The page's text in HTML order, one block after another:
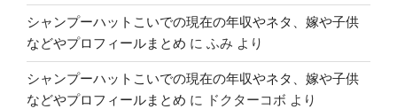
シャンプーハットこいでの現在の年収やネタ、嫁や子供
などやプロフィールまとめ に ふみ より
シャンプーハットこいでの現在の年収やネタ、嫁や子供
などやプロフィールまとめ に ドクターコボ より